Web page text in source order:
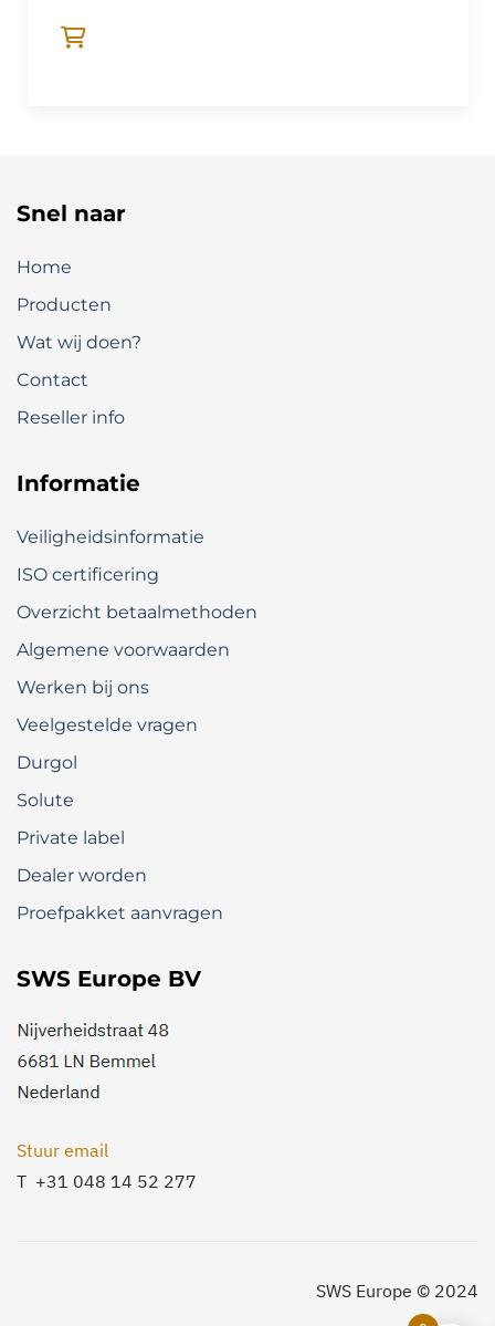
Snel naar
Home
Producten
Wat wij doen?
Contact
Reseller info
Informatie
Veiligheidsinformatie
ISO certificering
Overzicht betaalmethoden
Algemene voorwaarden
Werken bij ons
Veelgestelde vragen
Durgol
Solute
Private label
Dealer worden
Proefpakket aanvragen
SWS Europe BV
Stuur email
T +31 048 14 52 277
SWS Europe © 2024